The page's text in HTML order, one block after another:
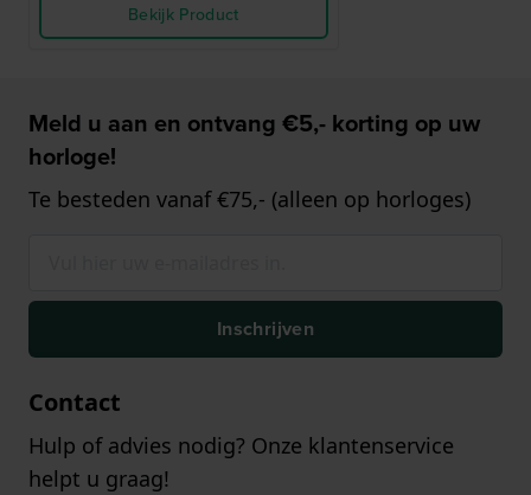
Bekijk Product
Meld u aan en ontvang €5,- korting op uw
horloge!
Te besteden vanaf €75,- (alleen op horloges)
Inschrijven
Contact
Hulp of advies nodig? Onze klantenservice
helpt u graag!